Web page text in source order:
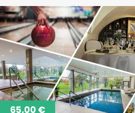
65,00 €